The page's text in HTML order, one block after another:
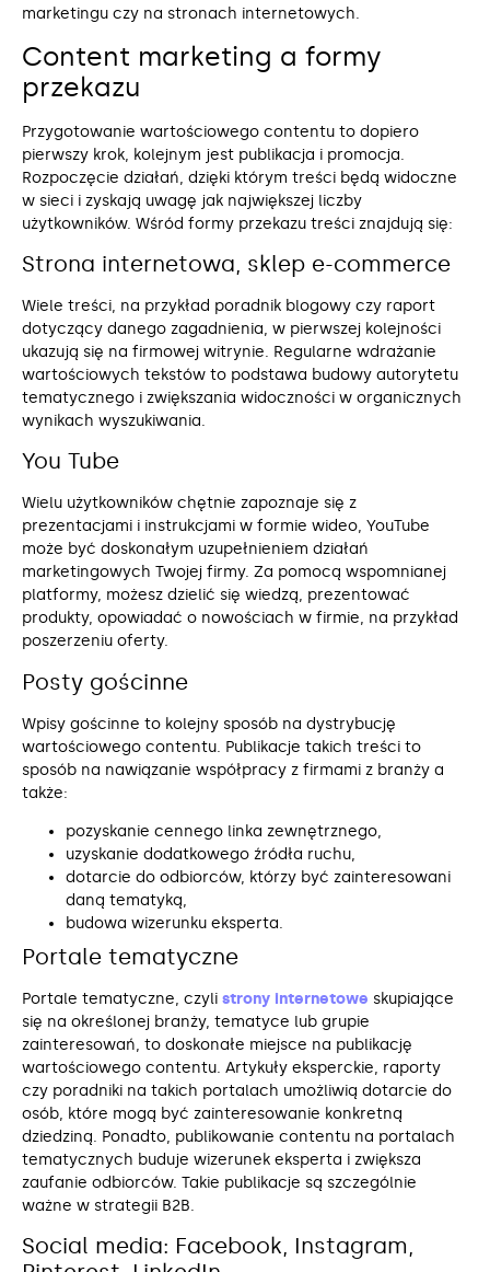
marketingu czy na stronach internetowych.
Content marketing a formy
przekazu
Przygotowanie wartościowego contentu to dopiero
pierwszy krok, kolejnym jest publikacja i promocja.
Rozpoczęcie działań, dzięki którym treści będą widoczne
w sieci i zyskają uwagę jak największej liczby
użytkowników. Wśród formy przekazu treści znajdują się:
Strona internetowa, sklep e-commerce
Wiele treści, na przykład poradnik blogowy czy raport
dotyczący danego zagadnienia, w pierwszej kolejności
ukazują się na firmowej witrynie. Regularne wdrażanie
wartościowych tekstów to podstawa budowy autorytetu
tematycznego i zwiększania widoczności w organicznych
wynikach wyszukiwania.
You Tube
Wielu użytkowników chętnie zapoznaje się z
prezentacjami i instrukcjami w formie wideo, YouTube
może być doskonałym uzupełnieniem działań
marketingowych Twojej firmy. Za pomocą wspomnianej
platformy, możesz dzielić się wiedzą, prezentować
produkty, opowiadać o nowościach w firmie, na przykład
poszerzeniu oferty.
Posty gościnne
Wpisy gościnne to kolejny sposób na dystrybucję
wartościowego contentu. Publikacje takich treści to
sposób na nawiązanie współpracy z firmami z branży a
także:
pozyskanie cennego linka zewnętrznego,
uzyskanie dodatkowego źródła ruchu,
dotarcie do odbiorców, którzy być zainteresowani
daną tematyką,
budowa wizerunku eksperta.
Portale tematyczne
Portale tematyczne, czyli strony internetowe skupiające
się na określonej branży, tematyce lub grupie
zainteresowań, to doskonałe miejsce na publikację
wartościowego contentu. Artykuły eksperckie, raporty
czy poradniki na takich portalach umożliwią dotarcie do
osób, które mogą być zainteresowanie konkretną
dziedziną. Ponadto, publikowanie contentu na portalach
tematycznych buduje wizerunek eksperta i zwiększa
zaufanie odbiorców. Takie publikacje są szczególnie
ważne w strategii B2B.
Social media: Facebook, Instagram,